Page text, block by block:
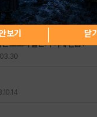
오로라 같은거 어케 얻음?
보기 닫기